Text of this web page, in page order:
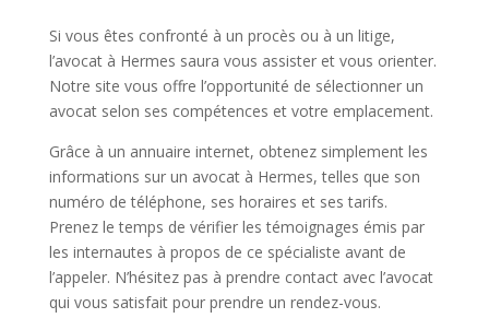
Si vous êtes confronté à un procès ou à un litige,
l’avocat à Hermes saura vous assister et vous orienter.
Notre site vous offre l’opportunité de sélectionner un
avocat selon ses compétences et votre emplacement.
Grâce à un annuaire internet, obtenez simplement les
informations sur un avocat à Hermes, telles que son
numéro de téléphone, ses horaires et ses tarifs.
Prenez le temps de vérifier les témoignages émis par
les internautes à propos de ce spécialiste avant de
l’appeler. N’hésitez pas à prendre contact avec l’avocat
qui vous satisfait pour prendre un rendez-vous.